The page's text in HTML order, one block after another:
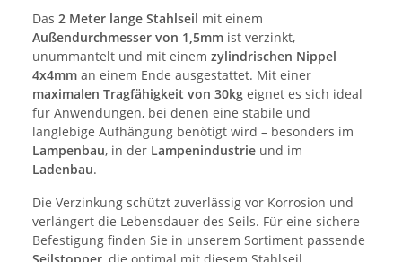
Das 2 Meter lange Stahlseil mit einem
Außendurchmesser von 1,5mm ist verzinkt,
unummantelt und mit einem zylindrischen Nippel
4x4mm an einem Ende ausgestattet. Mit einer
maximalen Tragfähigkeit von 30kg eignet es sich ideal
für Anwendungen, bei denen eine stabile und
langlebige Aufhängung benötigt wird – besonders im
Lampenbau, in der Lampenindustrie und im
Ladenbau.
Die Verzinkung schützt zuverlässig vor Korrosion und
verlängert die Lebensdauer des Seils. Für eine sichere
Befestigung finden Sie in unserem Sortiment passende